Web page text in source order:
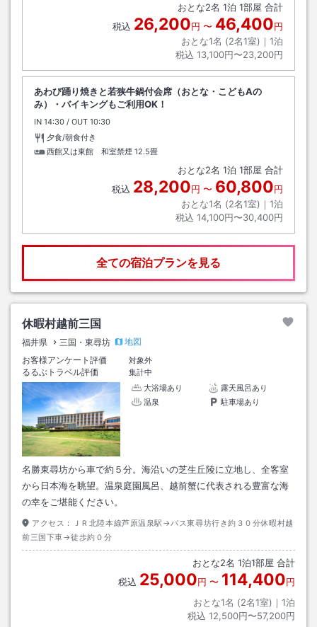
おとな2名 1泊 1部屋 合計
税込 26,200円 〜 46,400円
おとな1名 (2名1室)｜ 1泊
税込 13,100円〜23,200円
あわび踊り焼きと若狭牛鍋付会席（おとな・こどもAの
み）・バイキングもご利用OK！
IN チェックイン
14:30 / OUT チェックアウト
10:30
夕食/朝食付き
西館又は東館 和室禁煙 12.5畳
おとな2名 1泊 1部屋 合計
税込 28,200円 〜 60,800円
おとな1名 (2名1室)｜ 1泊
税込 14,100円〜30,400円
全ての宿泊プランを見る
休暇村越前三国
福井県 三国・東尋坊
地図
お客様アンケート評価
対象外
るるぶトラベル評価
集計中
大浴場あり
露天風呂あり
温泉
駐車場あり
名勝東尋坊から車で約５分。海沿いの芝生丘陵に立地し、全客室
から日本海を眺望。温泉庭園風呂、越前蟹に代表される豊富な海
の幸をご堪能ください。
アクセス：
ＪＲ北陸本線芦原温泉駅→バス東尋坊行き約３０分休暇村越
前三国下車→徒歩約０分
おとな2名 1泊1部屋 合計
税込 25,000円 〜 114,400円
おとな1名 (2名1室)｜ 1泊
税込 12,500円〜57,200円